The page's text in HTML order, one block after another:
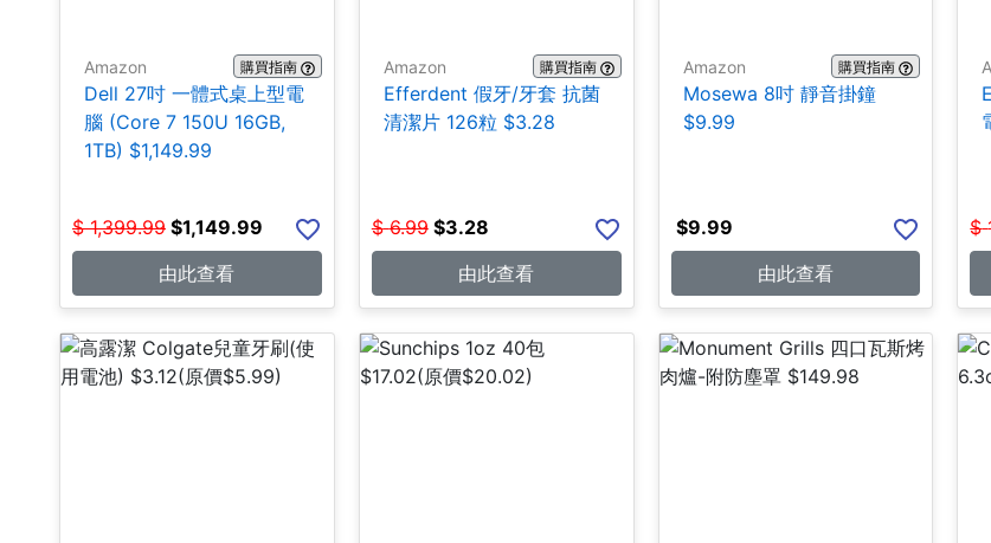
Amazon 購買指南
Dell 27吋 一體式桌上型電
腦 (Core 7 150U 16GB,
1TB) $1,149.99
$ 1,399.99 $1,149.99
由此查看
Amazon 購買指南
Efferdent 假牙/牙套 抗菌
清潔片 126粒 $3.28
$ 6.99 $3.28
由此查看
Amazon 購買指南
Mosewa 8吋 靜音掛鐘
$9.99
$9.99
由此查看
$